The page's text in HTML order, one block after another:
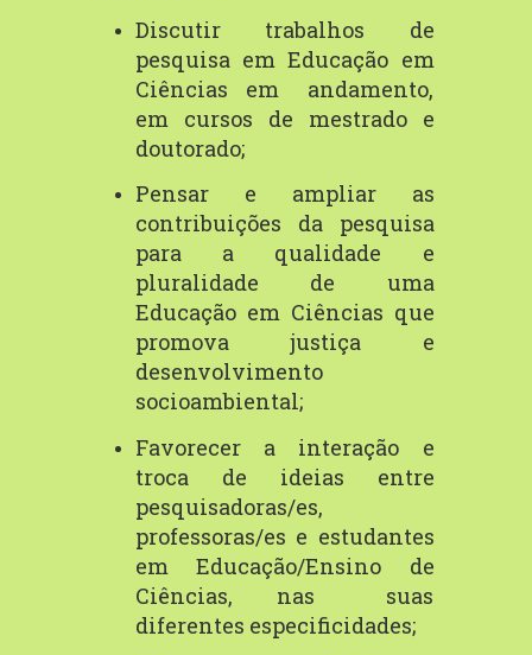
Discutir
trabalhos
de
pesquisa em Educação em
Ciências
em
andamento,
em
cursos de mestrado e
doutorado;
Pensar e ampliar as
contribuições da pesquisa
para a qualidade e
pluralidade
de
uma
Educação em Ciências que
promova
justiça
e
desenvolvimento
socioambiental;
Favorecer
a interação
e
troca
de ideias
entre
pesquisadoras/es,
professoras/es e estudantes
em
Educação/Ensino
de
Ciências,
nas
suas
diferentes especificidades;